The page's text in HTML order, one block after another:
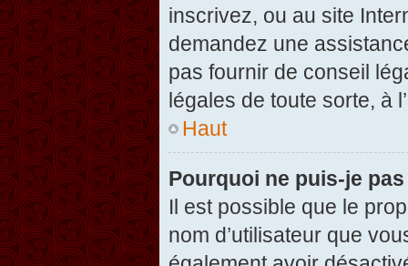
inscrivez, ou au site
demandez une
pas fournir de conseil
légales de toute sorte, à
Haut
Pourquoi ne puis-je
Il est possible que le
nom d’utilisateur que